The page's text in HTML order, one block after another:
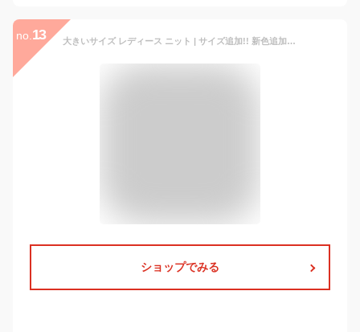
no. 13 大きいサイズ レディース ニット | サイズ追加!! 新色追加!! 洗える ウォッシャブル アクリル バルキー ケーブルニット 長袖 プルオーバー _ オリジナル トップス LL 3L 4L 5L 6L ぽっちゃり ゆったり お腹 胸周り 腰周り [473024] OMMTO 冬 冬物 冬服 ninkik【ミンミン】
ショップでみる